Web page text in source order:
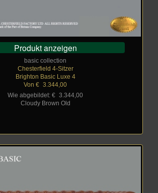
Produkt anzeigen
basic collection
Chesterfield 4-Sitzer
Brighton Basic Luxe 4
Von € 3.344,00
Wie abgebildet: € 3.344,00
Cloudy Brown Old